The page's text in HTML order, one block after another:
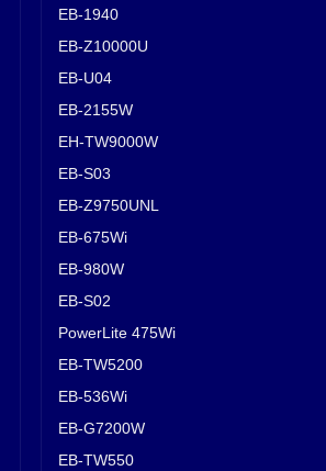
EB-1940
EB-Z10000U
EB-U04
EB-2155W
EH-TW9000W
EB-S03
EB-Z9750UNL
EB-675Wi
EB-980W
EB-S02
PowerLite 475Wi
EB-TW5200
EB-536Wi
EB-G7200W
EB-TW550